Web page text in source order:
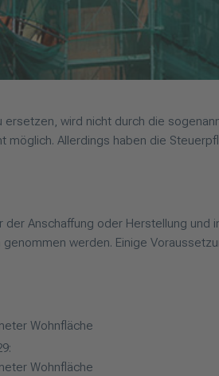
wird nicht durch die
möglich. Allerdings haben die
der Anschaffung oder Herstellung und
genommen werden. Einige
Wohnfläche
Wohnfläche